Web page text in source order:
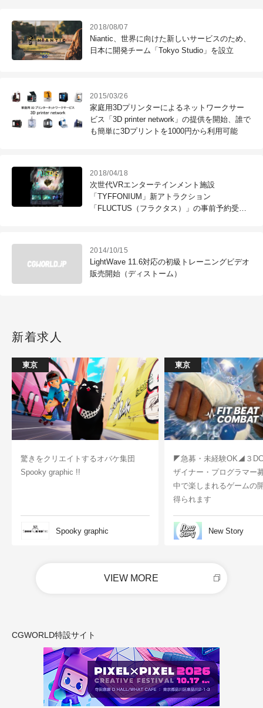
2018/08/07
Niantic、世界に向けた新しいサービスのため、
日本に開発チーム「Tokyo Studio」を設立
2015/03/26
家庭用3Dプリンターによるネットワークサー
ビス「3D printer network」の提供を開始、誰で
も簡単に3Dプリントを1000円から利用可能
2018/04/18
次世代VRエンターテインメント施設
「TYFFONIUM」新アトラクション
「FLUCTUS（フラクタス）」の事前予約受付
2014/10/15
LightWave 11.6対応の初級トレーニングビデオ
販売開始（ディストーム）
新着求人
東京
驚きをクリエイトするオバケ集団
Spooky graphic !!
Spooky graphic
東京
◤急募・未経験OK◢３
ザイナー・プログラマー
中で楽しまれるゲームの
得られます
New Story
VIEW MORE
CGWORLD特設サイト